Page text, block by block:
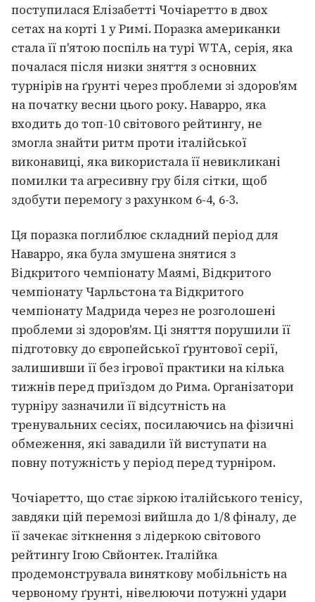
поступилася Елізабетті Чочіаретто в двох
сетах на корті 1 у Римі. Поразка американки
стала її п'ятою поспіль на турі WTA, серія, яка
почалася після низки зняття з основних
турнірів на ґрунті через проблеми зі здоров'ям
на початку весни цього року. Наварро, яка
входить до топ-10 світового рейтингу, не
змогла знайти ритм проти італійської
виконавиці, яка використала її невикликані
помилки та агресивну гру біля сітки, щоб
здобути перемогу з рахунком 6-4, 6-3.
Ця поразка поглиблює складний період для
Наварро, яка була змушена знятися з
Відкритого чемпіонату Маямі, Відкритого
чемпіонату Чарльстона та Відкритого
чемпіонату Мадрида через не розголошені
проблеми зі здоров'ям. Ці зняття порушили її
підготовку до європейської ґрунтової серії,
залишивши її без ігрової практики на кілька
тижнів перед приїздом до Рима. Організатори
турніру зазначили її відсутність на
тренувальних сесіях, посилаючись на фізичні
обмеження, які завадили їй виступати на
повну потужність у період перед турніром.
Чочіаретто, що стає зіркою італійського тенісу,
завдяки цій перемозі вийшла до 1/8 фіналу, де
її зачекає зіткнення з лідеркою світового
рейтингу Ігою Свйонтек. Італійка
продемонструвала виняткову мобільність на
червоному ґрунті, нівелюючи потужні удари